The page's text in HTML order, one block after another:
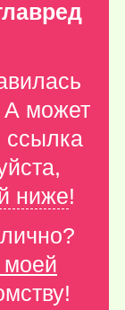
А может
ссылка
ниже!
моей